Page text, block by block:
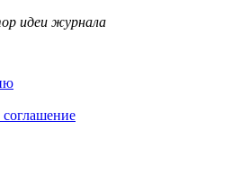
идеи журнала
соглашение